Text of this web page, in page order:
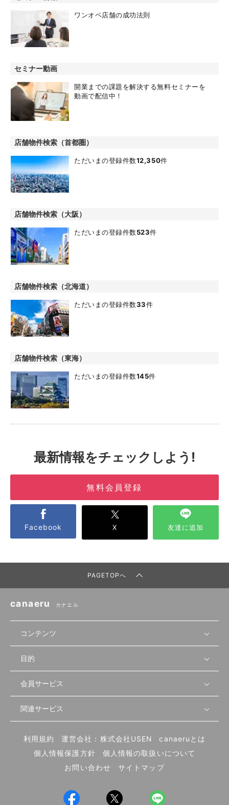
ワンオペ店舗の成功法則
セミナー動画
開業までの課題を解決する無料セミナーを
動画で配信中！
店舗物件検索（首都圏）
ただいまの登録件数12,350件
店舗物件検索（大阪）
ただいまの登録件数523件
店舗物件検索（北海道）
ただいまの登録件数33件
店舗物件検索（東海）
ただいまの登録件数145件
最新情報をチェックしよう!
無料会員登録
Facebook X 友達に追加
PAGETOPへ
canaeru カナエル
コンテンツ
無料開業相談
セミナー情報
セミナー動画
物件を探す
首都圏
北海道
先輩開業者の声
開業・経営に関する記事
編集ポリシー
業態別の開業方法
UIターン開業特集
目的
店舗運営
物件
内装・設備
食材・仕入れ
会員サービス
会員登録
ログイン
関連サービス
飲食店サクセスガイド（外部サイト）
利用規約 運営会社：株式会社USEN
canaeruとは
個人情報保護方針
個人情報の取扱いについて
お問い合わせ
サイトマップ